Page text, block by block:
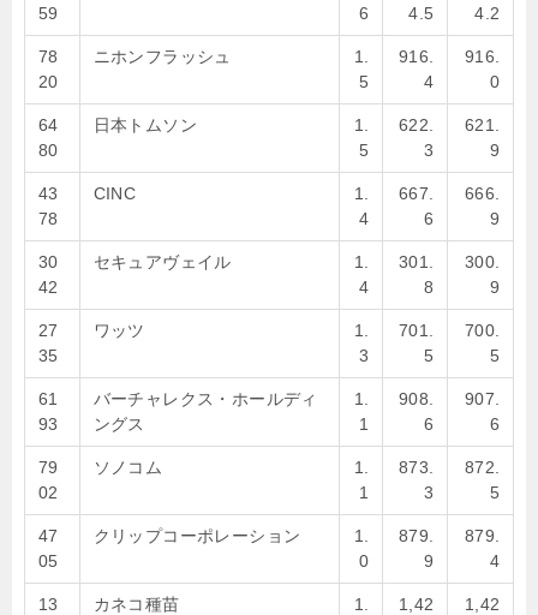
59 6 4.5 4.2
78
20
ニホンフラッシュ
1.
5
916.
4
916.
0
64
80
日本トムソン
1.
5
622.
3
621.
9
43
78
CINC
1.
4
667.
6
666.
9
30
42
セキュアヴェイル
1.
4
301.
8
300.
9
27
35
ワッツ
1.
3
701.
5
700.
5
61
93
バーチャレクス・ホールディ
ングス
1.
1
908.
6
907.
6
79
02
ソノコム
1.
1
873.
3
872.
5
47
05
クリップコーポレーション
1.
0
879.
9
879.
4
13
カネコ種苗
1.
1,42
1,42